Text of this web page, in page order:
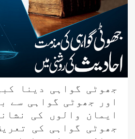
جھوٹی گواہی دینا
اور جھوٹی گواہی سے
ایمان والوں کی
جھوٹی گواہی کی